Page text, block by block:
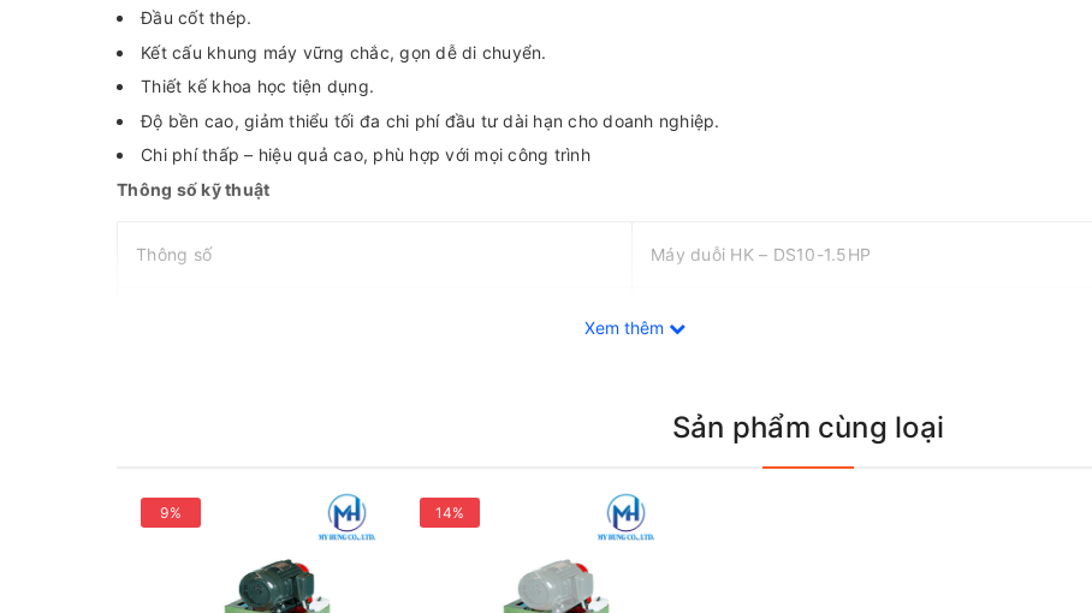
Đầu cốt thép.
Kết cấu khung máy vững chắc, gọn dễ di chuyển.
Thiết kế khoa học tiện dụng.
Độ bền cao, giảm thiểu tối đa chi phí đầu tư dài hạn cho doanh nghiệp.
Chi phí thấp – hiệu quả cao, phù hợp với mọi công trình
Thông số kỹ thuật
Thông số Máy duỗi HK – DS10-1.5HP
Đại Lý Phân Phối Hồng Ký, Jasic, Bosch, Makita Chính Hãng Tại Biên Hòa - Đồng Nai
Công Ty TNHH Điện Cơ Mỹ Hưng
Xem thêm
Sản phẩm cùng loại
9% 14%